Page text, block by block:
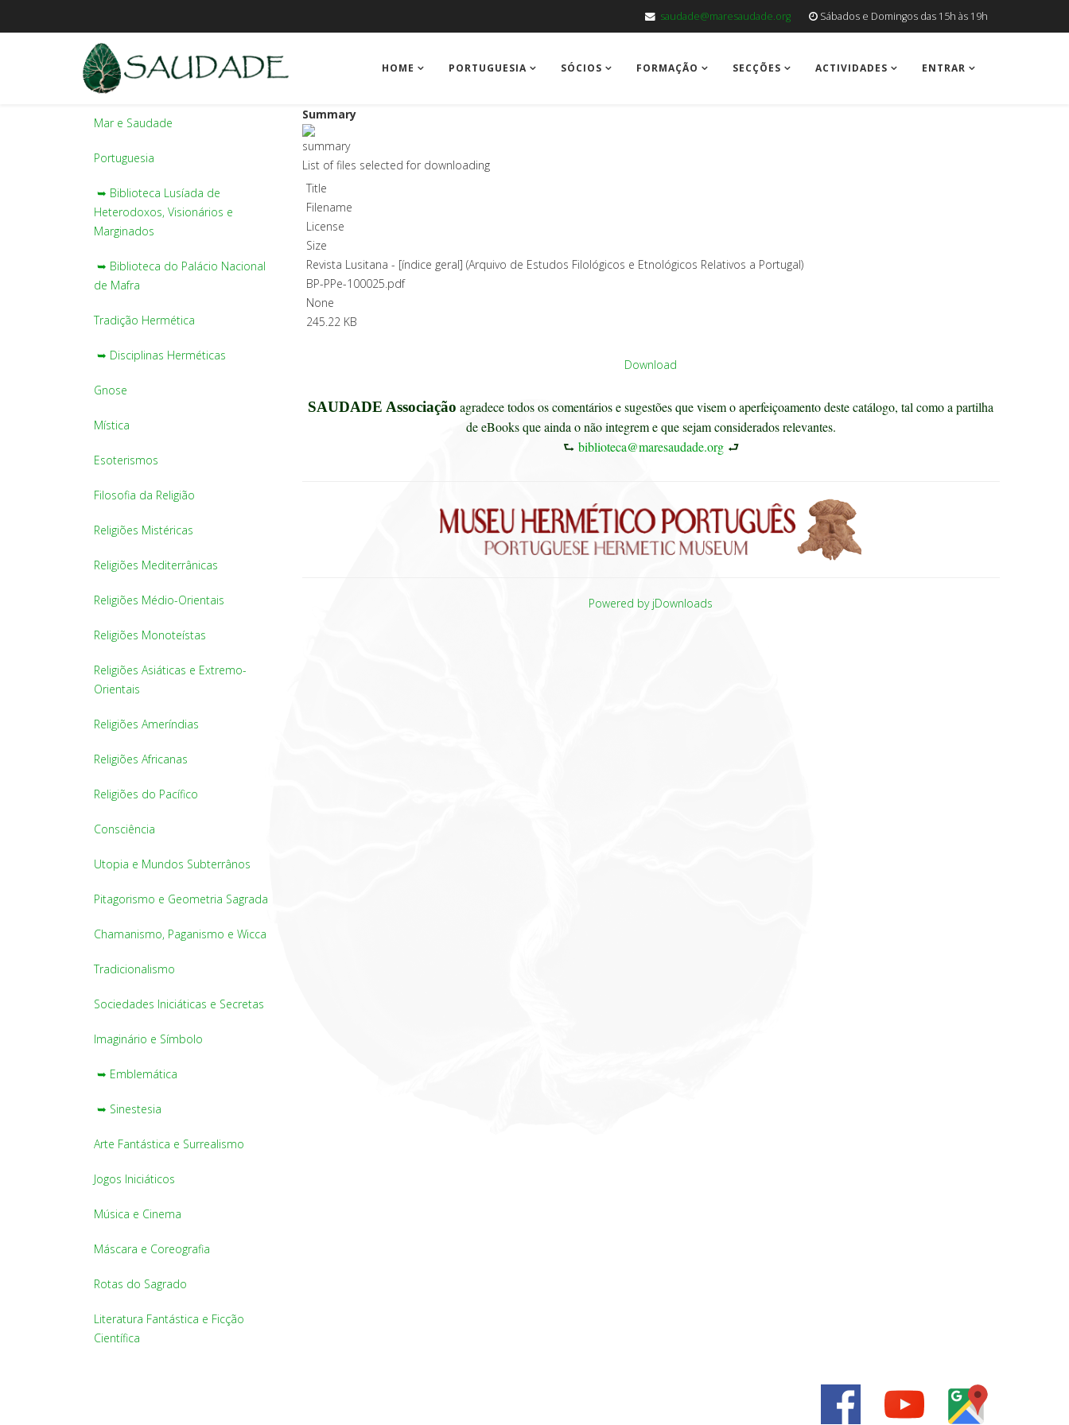
saudade@maresaudade.org Sábados e Domingos das 15h às 19h
HOME PORTUGUESIA SÓCIOS FORMAÇÃO SECÇÕES ACTIVIDADES ENTRAR
Mar e Saudade
Portuguesia
➥ Biblioteca Lusíada de
Heterodoxos, Visionários e
Marginados
➥ Biblioteca do Palácio Nacional
de Mafra
Tradição Hermética
➥ Disciplinas Herméticas
Gnose
Mística
Esoterismos
Filosofia da Religião
Religiões Mistéricas
Religiões Mediterrânicas
Religiões Médio-Orientais
Religiões Monoteístas
Religiões Asiáticas e Extremo-
Orientais
Religiões Ameríndias
Religiões Africanas
Religiões do Pacífico
Consciência
Utopia e Mundos Subterrânos
Pitagorismo e Geometria Sagrada
Chamanismo, Paganismo e Wicca
Tradicionalismo
Sociedades Iniciáticas e Secretas
Imaginário e Símbolo
➥ Emblemática
➥ Sinestesia
Arte Fantástica e Surrealismo
Jogos Iniciáticos
Música e Cinema
Máscara e Coreografia
Rotas do Sagrado
Literatura Fantástica e Ficção
Científica
Summary
List of files selected for downloading
Title
Filename
License
Size
Revista Lusitana - [índice geral] (Arquivo de Estudos Filológicos e Etnológicos Relativos a Portugal)
BP-PPe-100025.pdf
None
245.22 KB
Download
SAUDADE Associação agradece todos os comentários e sugestões que visem o aperfeiçoamento deste catálogo, tal como a partilha
de eBooks que ainda o não integrem e que sejam considerados relevantes.
⮑ biblioteca@maresaudade.org⮐
Powered by jDownloads